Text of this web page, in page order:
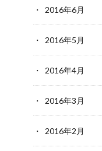
2016年6月
2016年5月
2016年4月
2016年3月
2016年2月